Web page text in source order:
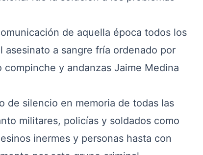
de aquella época todos los
a sangre fría ordenado por
y andanzas Jaime Medina
de silencio en memoria de todas las
militares, policías y soldados como
inermes y personas hasta con